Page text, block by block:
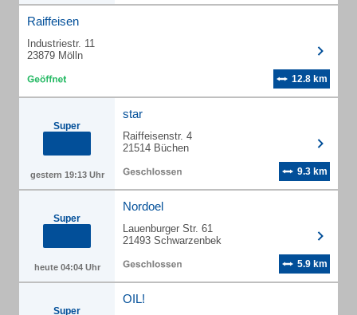
Raiffeisen
Industriestr. 11
23879 Mölln
12.8 km
Super
gestern 19:13 Uhr
star
Raiffeisenstr. 4
21514 Büchen
9.3 km
Super
heute 04:04 Uhr
Nordoel
Lauenburger Str. 61
21493 Schwarzenbek
5.9 km
Super
OIL!